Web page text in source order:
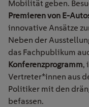
Mobilität geben.
Premieren von E-
innovative Ansätze
Neben der
das Fachpublikum
Konferenzprogramm,
Vertreter*innen aus
Politiker mit den
befassen.